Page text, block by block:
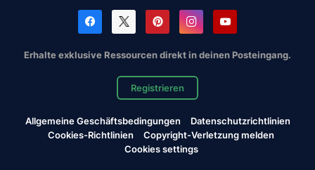
Erhalte exklusive Ressourcen direkt in deinen Posteingang.
Registrieren
Allgemeine Geschäftsbedingungen
Datenschutzrichtlinien
Cookies-Richtlinien
Copyright-Verletzung melden
Cookies settings